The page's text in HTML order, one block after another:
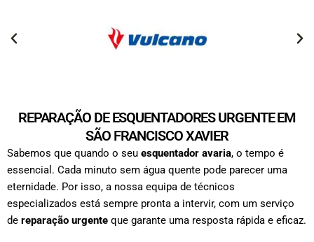
REPARAÇÃO DE ESQUENTADORES URGENTE EM
SÃO FRANCISCO XAVIER
Sabemos que quando o seu esquentador avaria, o tempo é
essencial. Cada minuto sem água quente pode parecer uma
eternidade. Por isso, a nossa equipa de técnicos
especializados está sempre pronta a intervir, com um serviço
de reparação urgente que garante uma resposta rápida e eficaz.